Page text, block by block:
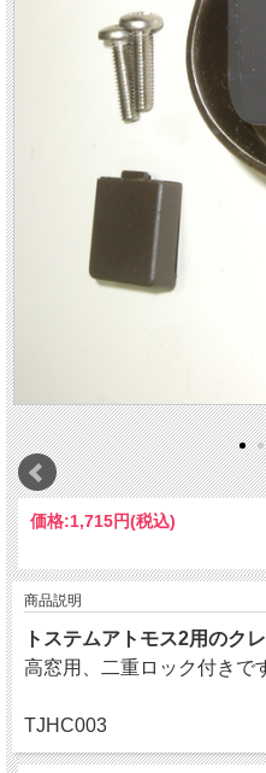
価格:1,715円(税込)
商品説明
トステムアトモス2用のク
高窓用、二重ロック付きで
TJHC003